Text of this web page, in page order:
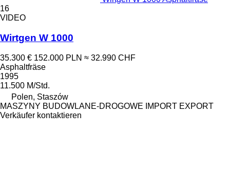
16
VIDEO
Wirtgen W 1000
35.300 € 152.000 PLN ≈ 32.990 CHF
Asphaltfräse
1995
11.500 M/Std.
Polen, Staszów
MASZYNY BUDOWLANE-DROGOWE IMPORT EXPORT
Verkäufer kontaktieren